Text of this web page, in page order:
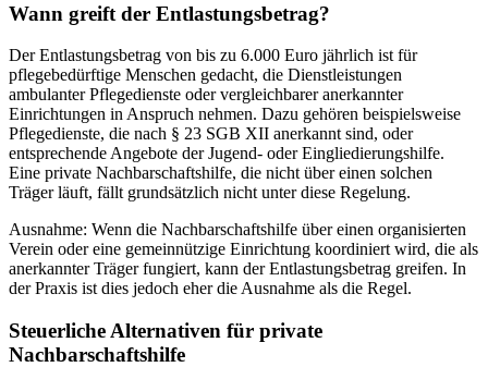
Wann greift der Entlastungsbetrag?
Der Entlastungsbetrag von bis zu 6.000 Euro jährlich ist für
pflegebedürftige Menschen gedacht, die Dienstleistungen
ambulanter Pflegedienste oder vergleichbarer anerkannter
Einrichtungen in Anspruch nehmen. Dazu gehören beispielsweise
Pflegedienste, die nach § 23 SGB XII anerkannt sind, oder
entsprechende Angebote der Jugend- oder Eingliedierungshilfe.
Eine private Nachbarschaftshilfe, die nicht über einen solchen
Träger läuft, fällt grundsätzlich nicht unter diese Regelung.
Ausnahme: Wenn die Nachbarschaftshilfe über einen organisierten
Verein oder eine gemeinnützige Einrichtung koordiniert wird, die als
anerkannter Träger fungiert, kann der Entlastungsbetrag greifen. In
der Praxis ist dies jedoch eher die Ausnahme als die Regel.
Steuerliche Alternativen für private
Nachbarschaftshilfe